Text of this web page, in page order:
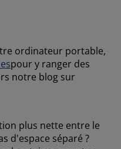
ordinateur portable,
pour y ranger des
notre blog sur
plus nette entre le
d'espace séparé ?